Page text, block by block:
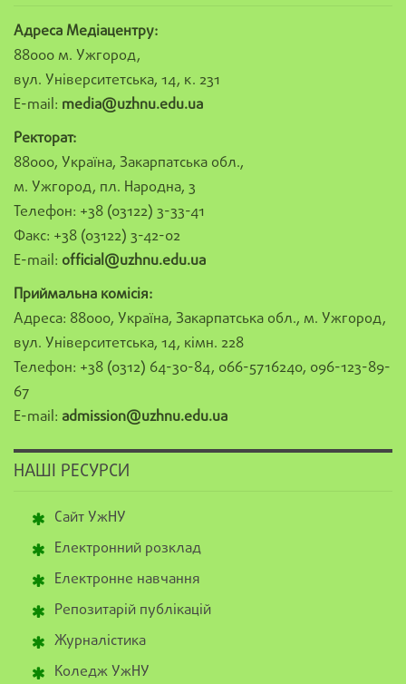
Адреса Медіацентру:
88000 м. Ужгород,
вул. Університетська, 14, к. 231
E-mail: media@uzhnu.edu.ua
Ректорат:
88000, Україна, Закарпатська обл.,
м. Ужгород, пл. Народна, 3
Телефон: +38 (03122) 3-33-41
Факс: +38 (03122) 3-42-02
E-mail: official@uzhnu.edu.ua
Приймальна комісія:
Адреса: 88000, Україна, Закарпатська обл., м. Ужгород,
вул. Університетська, 14, кімн. 228
Телефон: +38 (0312) 64-30-84, 066-5716240, 096-123-89-
67
E-mail: admission@uzhnu.edu.ua
НАШІ РЕСУРСИ
Сайт УжНУ
Електронний розклад
Електронне навчання
Репозитарій публікацій
Журналістика
Коледж УжНУ